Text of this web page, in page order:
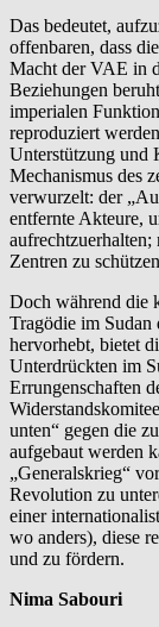
Das bedeutet,
offenbaren, dass
Macht der VAE in
Beziehungen
imperialen
reproduziert
Unterstützung und
Mechanismus des
verwurzelt: der
entfernte Akteure,
aufrechtzuerhalten;
Zentren zu
Doch während die
Tragödie im Sudan
hervorhebt, bietet
Unterdrückten im
Errungenschaften
unten“ gegen die
aufgebaut werden
„Generalskrieg“
Revolution zu
einer
wo anders), diese
und zu fördern.
Nima Sabouri